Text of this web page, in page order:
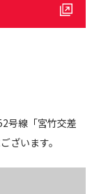
号線「宮竹交差
ざいます。